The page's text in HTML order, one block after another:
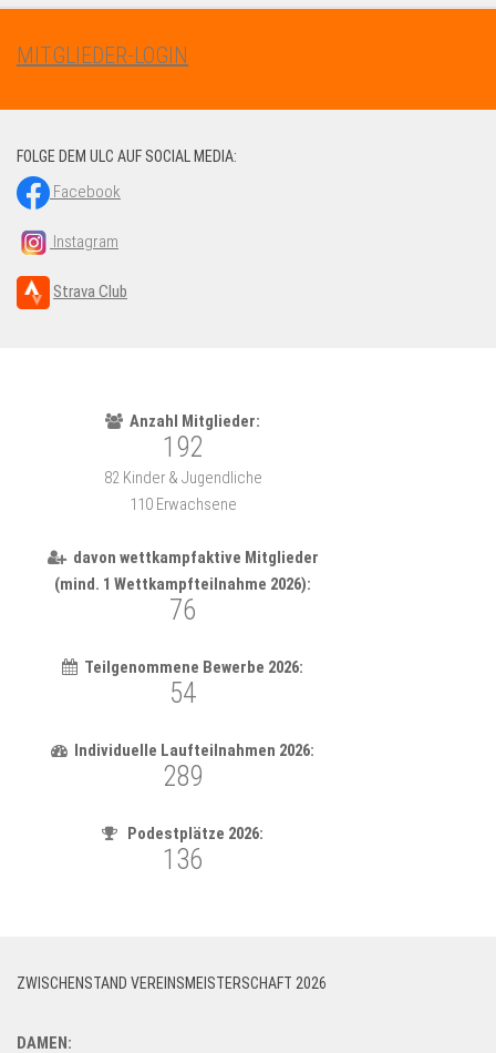
MITGLIEDER-LOGIN
FOLGE DEM ULC AUF SOCIAL MEDIA:
Facebook
Instagram
Strava Club
ZWISCHENSTAND VEREINSMEISTERSCHAFT 2026